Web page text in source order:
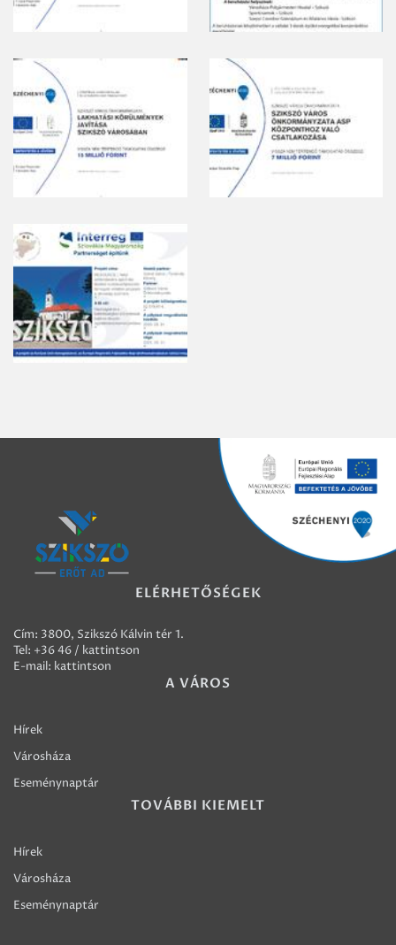
ELÉRHETŐSÉGEK
Cím: 3800, Szikszó Kálvin tér 1.
Tel: +36 46 / kattintson
E-mail: kattintson
A VÁROS
Hírek
Városháza
Eseménynaptár
TOVÁBBI KIEMELT
Hírek
Városháza
Eseménynaptár